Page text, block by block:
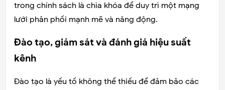
trong chính sách là chìa khóa để duy trì một mạng
lưới phân phối mạnh mẽ và năng động.
Đào tạo, giám sát và đánh giá hiệu suất
kênh
Đào tạo là yếu tố không thể thiếu để đảm bảo các